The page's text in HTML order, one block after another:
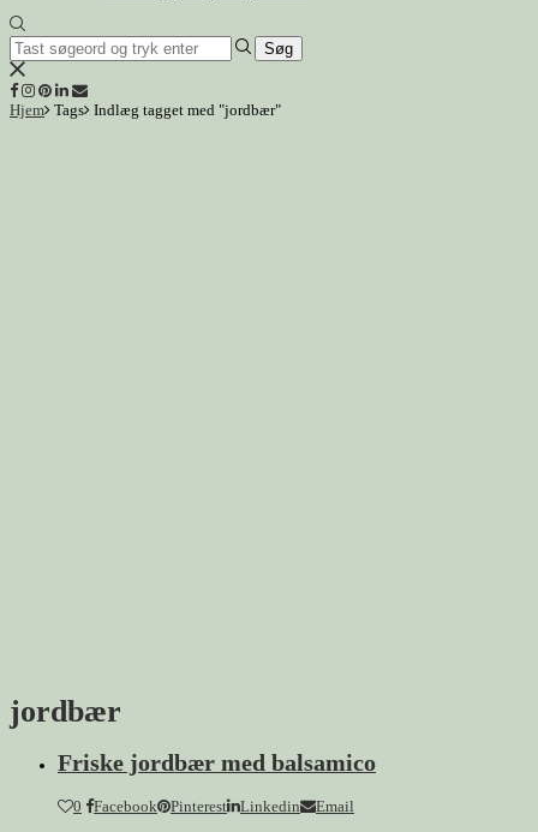
Søg
Hjem Tags Indlæg tagget med "jordbær"
jordbær
Friske jordbær med balsamico
0 Facebook Pinterest Linkedin Email